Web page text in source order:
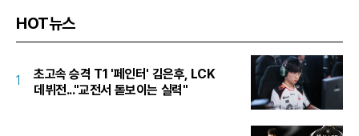
HOT뉴스
1
초고속 승격 T1 '페인터' 김은후, LCK
데뷔전..."교전서 돋보이는 실력"